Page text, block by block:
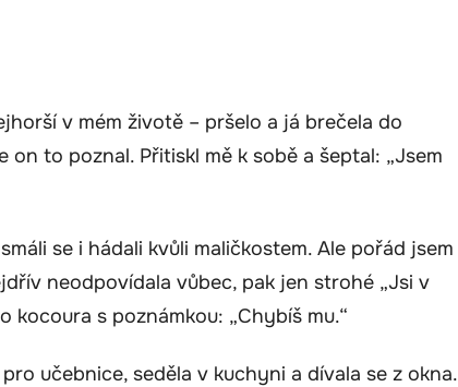
v mém životě – pršelo a já brečela do
to poznal. Přitiskl mě k sobě a šeptal: „Jsem
se i hádali kvůli maličkostem. Ale pořád jsem
neodpovídala vůbec, pak jen strohé „Jsi v
kocoura s poznámkou: „Chybíš mu.“
učebnice, seděla v kuchyni a dívala se z okna.